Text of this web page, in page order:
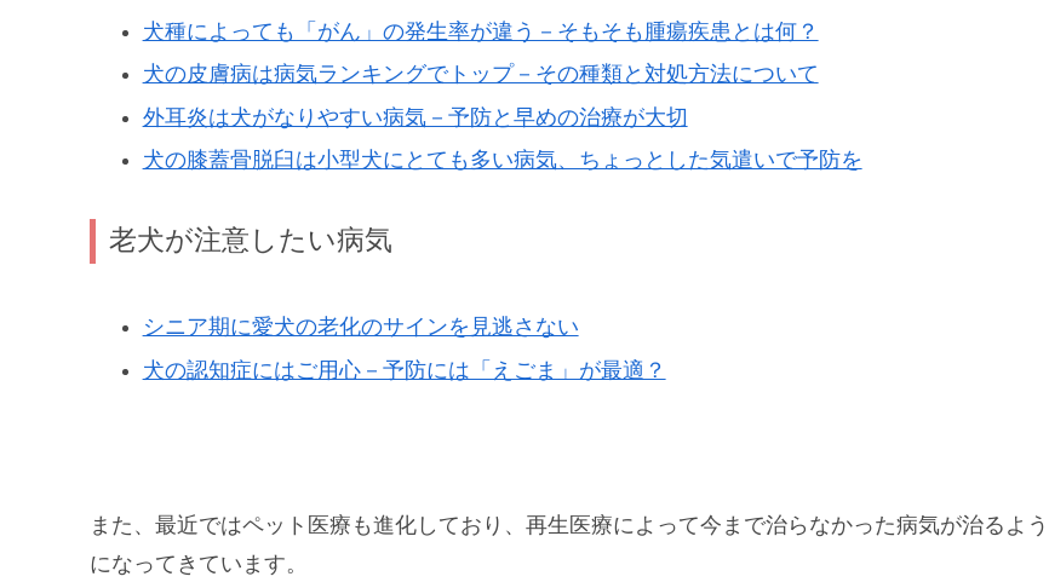
犬種によっても「がん」の発生率が違う－そもそも腫瘍疾患とは何？
犬の皮膚病は病気ランキングでトップ－その種類と対処方法について
外耳炎は犬がなりやすい病気－予防と早めの治療が大切
犬の膝蓋骨脱臼は小型犬にとても多い病気、ちょっとした気遣いで予防を
老犬が注意したい病気
シニア期に愛犬の老化のサインを見逃さない
犬の認知症にはご用心－予防には「えごま」が最適？
また、最近ではペット医療も進化しており、再生医療によって今まで治らなかった病気が治るよう
になってきています。